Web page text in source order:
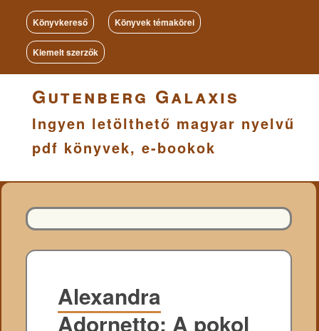
Könyvkereső Könyvek témakörei
Kiemelt szerzők
Gutenberg Galaxis
Ingyen letölthető magyar nyelvű
pdf könyvek, e-bookok
Alexandra
Adornetto: A pokol